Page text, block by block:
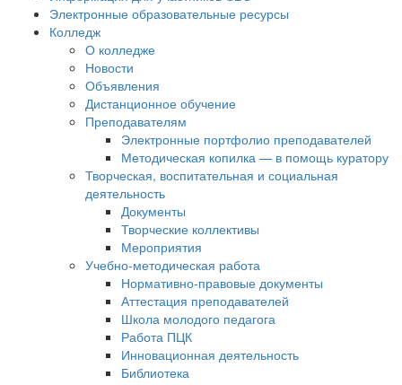
Электронные образовательные ресурсы
Колледж
О колледже
Новости
Объявления
Дистанционное обучение
Преподавателям
Электронные портфолио преподавателей
Методическая копилка — в помощь куратору
Творческая, воспитательная и социальная
деятельность
Документы
Творческие коллективы
Мероприятия
Учебно-методическая работа
Нормативно-правовые документы
Аттестация преподавателей
Школа молодого педагога
Работа ПЦК
Инновационная деятельность
Библиотека